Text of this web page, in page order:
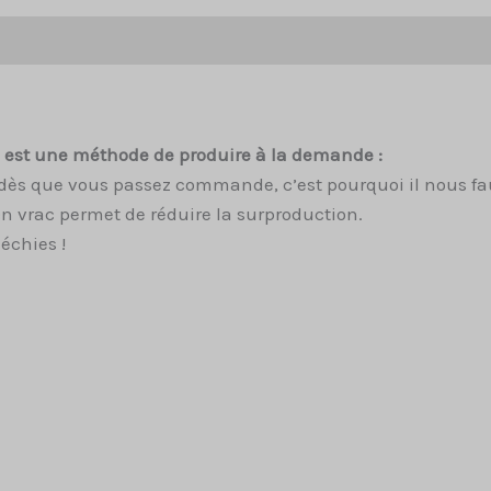
une méthode de produire à la demande :
que vous passez commande, c’est pourquoi il nous
vrac permet de réduire la surproduction.
!